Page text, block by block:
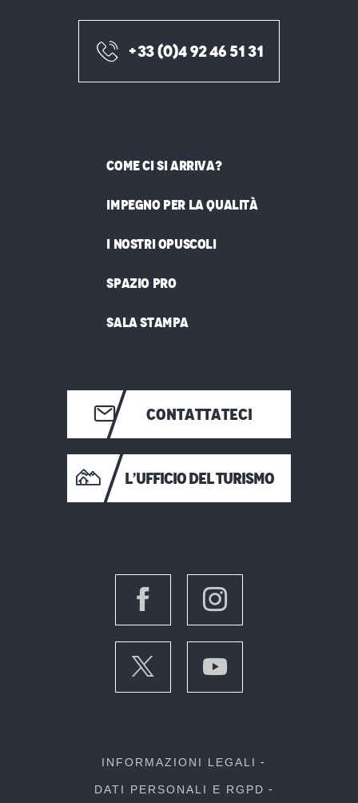
+33 (0)4 92 46 51 31
COME CI SI ARRIVA?
IMPEGNO PER LA QUALITÀ
I NOSTRI OPUSCOLI
SPAZIO PRO
SALA STAMPA
CONTATTATECI
L’UFFICIO DEL TURISMO
INFORMAZIONI LEGALI
DATI PERSONALI E RGPD